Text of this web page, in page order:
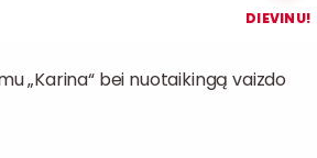
DIEVINU!
„Karina“ bei nuotaikingą vaizdo